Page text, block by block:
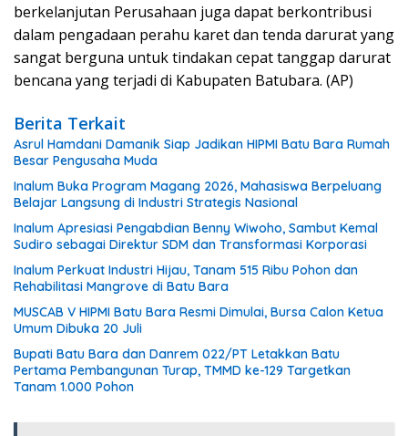
berkelanjutan Perusahaan juga dapat berkontribusi
dalam pengadaan perahu karet dan tenda darurat yang
sangat berguna untuk tindakan cepat tanggap darurat
bencana yang terjadi di Kabupaten Batubara. (AP)
Berita Terkait
Asrul Hamdani Damanik Siap Jadikan HIPMI Batu Bara Rumah
Besar Pengusaha Muda
Inalum Buka Program Magang 2026, Mahasiswa Berpeluang
Belajar Langsung di Industri Strategis Nasional
Inalum Apresiasi Pengabdian Benny Wiwoho, Sambut Kemal
Sudiro sebagai Direktur SDM dan Transformasi Korporasi
Inalum Perkuat Industri Hijau, Tanam 515 Ribu Pohon dan
Rehabilitasi Mangrove di Batu Bara
MUSCAB V HIPMI Batu Bara Resmi Dimulai, Bursa Calon Ketua
Umum Dibuka 20 Juli
Bupati Batu Bara dan Danrem 022/PT Letakkan Batu
Pertama Pembangunan Turap, TMMD ke-129 Targetkan
Tanam 1.000 Pohon